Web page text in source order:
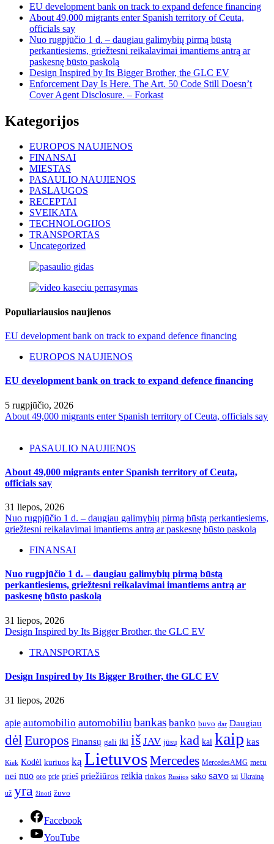
EU development bank on track to expand defence financing
About 49,000 migrants enter Spanish territory of Ceuta,
officials say
Nuo rugpjūčio 1 d. – daugiau galimybių pirmą būstą
perkantiesiems, griežtesni reikalavimai imantiems antrą ar
paskesnę būsto paskolą
Design Inspired by Its Bigger Brother, the GLC EV
Enforcement Day Is Here. The Art. 50 Code Still Doesn’t
Cover Agent Disclosure. – Forkast
Kategorijos
EUROPOS NAUJIENOS
FINANSAI
MIESTAS
PASAULIO NAUJIENOS
PASLAUGOS
RECEPTAI
SVEIKATA
TECHNOLOGIJOS
TRANSPORTAS
Uncategorized
Populiariausios naujienos
EU development bank on track to expand defence financing
EUROPOS NAUJIENOS
EU development bank on track to expand defence financing
5 rugpjūčio, 2026
About 49,000 migrants enter Spanish territory of Ceuta, officials say
PASAULIO NAUJIENOS
About 49,000 migrants enter Spanish territory of Ceuta,
officials say
31 liepos, 2026
Nuo rugpjūčio 1 d. – daugiau galimybių pirmą būstą perkantiesiems,
griežtesni reikalavimai imantiems antrą ar paskesnę būsto paskolą
FINANSAI
Nuo rugpjūčio 1 d. – daugiau galimybių pirmą būstą
perkantiesiems, griežtesni reikalavimai imantiems antrą ar
paskesnę būsto paskolą
31 liepos, 2026
Design Inspired by Its Bigger Brother, the GLC EV
TRANSPORTAS
Design Inspired by Its Bigger Brother, the GLC EV
31 liepos, 2026
apie automobilio automobiliu bankas banko buvo dar Daugiau
dėl Europos Finansų gali iki iš JAV jūsų kad kai kaip kas
Kiek Kodėl kuriuos ką LietuvosMercedes MercedesAMG metu
nei nuo oro prie prieš priežiūros reikia rinkos Rusijos sako savo tai Ukrainą
už yra žinoti žuvo
Facebook
YouTube